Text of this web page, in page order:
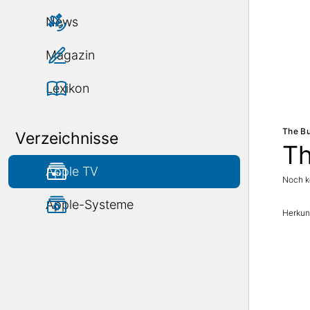
News
Magazin
Lexikon
Verzeichnisse
Apple TV
Apple-Systeme
The
Noch